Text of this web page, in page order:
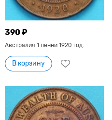
390 ₽
Австралия 1 пенни 1920 год.
В корзину